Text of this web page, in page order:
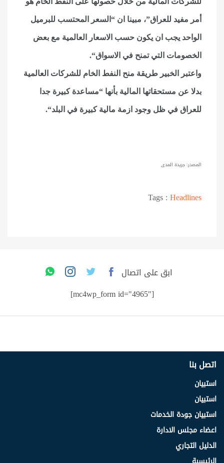
أمر مفيد للعراق”، مبينا ان “السعر المحتسب للبرميل
الواحد يجب ان يكون حسب الاسعار العالمية مع بعض
الخصومات التي تمنح في الاسواق“.
واعتبر الخبير طريقة منح النفط الخام للشركات العالمية
بدلا عن مستحقاتها المالية بأنها “مساعدة كبيرة جدا
للعراق في ظل وجود ازمة مالية كبيرة في البلد“.
المصدر: جريدة المدى
Tags :Headlines
ابق على اتصال
[mc4wp_form id="4965"]
اتصل بنا
استبيان
استبيان
استبيان جودة الخدمات
اعضاء مجلس الادارة
الدليل التجاري